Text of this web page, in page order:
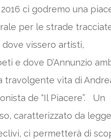
ci godremo una
per le strade
dove vissero artisti,
e dove D’Annunzio
travolgente vita di
de “Il Piacere”. Un
caratterizzato da
ci permetterà di